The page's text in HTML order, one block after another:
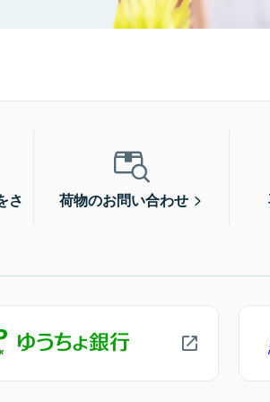
さ
荷物のお問い合わせ